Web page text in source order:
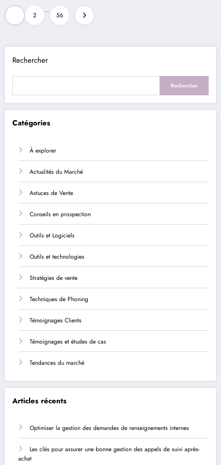
Pagination
des
publications
2
…
56
Rechercher
Rechercher
Catégories
À explorer
Actualités du Marché
Astuces de Vente
Conseils en prospection
Outils et Logiciels
Outils et technologies
Stratégies de vente
Techniques de Phoning
Témoignages Clients
Témoignages et études de cas
Tendances du marché
Articles récents
Optimiser la gestion des demandes de renseignements internes
Les clés pour assurer une bonne gestion des appels de suivi après-
achat